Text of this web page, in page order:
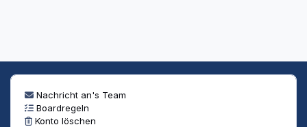
Nachricht an's Team
Boardregeln
Konto löschen